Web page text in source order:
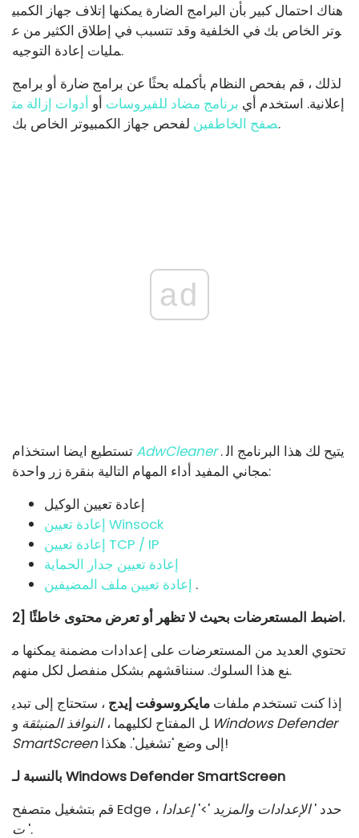
هناك احتمال كبير بأن البرامج الضارة يمكنها إتلاف جهاز الكمبي
وتر الخاص بك في الخلفية وقد تتسبب في إطلاق الكثير من ع
مليات إعادة التوجيه.
لذلك ، قم بفحص النظام بأكمله بحثًا عن برامج ضارة أو برامج
إعلانية. استخدم أي برنامج مضاد للفيروسات أو أدوات إزالة مت
صفح الخاطفينلفحص جهاز الكمبيوتر الخاص بك.
ad
AdwCleaner . يتيح لك هذا البرنامج ال
مجاني المفيد أداء المهام التالية بنقرة زر واحدة:
إعادة تعيين الوكيل
إعادة تعيين Winsock
إعادة تعيين TCP / IP
إعادة تعيين جدار الحماية
إعادة تعيين ملف المضيفين .
2] اضبط المستعرضات بحيث لا تظهر أو تعرض محتوى خاطئًا.
تحتوي العديد من المستعرضات على إعدادات مضمنة يمكنها م
نع هذا السلوك. سنناقشهم بشكل منفصل لكل منهم.
إذا كنت تستخدم ملفات مايكروسوفت إيدج ، ستحتاج إلى تبدي
ل المفتاح لكليهما ،النوافذ المنبثقة
Windows Defender
SmartScreen
إلى وضع 'تشغيل'. هكذا!
بالنسبة لـ Windows Defender SmartScreen
قم بتشغيل متصفح Edge ، حدد 'الإعدادات والمزيد '>'إعدادا
ت '.